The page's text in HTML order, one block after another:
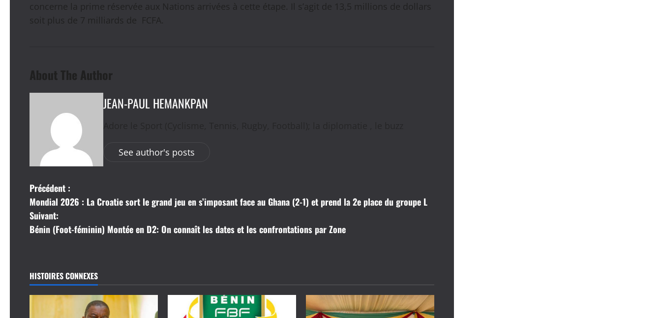
concerne la prime réservée aux Nations arrivées à cette étape. Il s’agit de 13,5 millions de dollars
soit plus de 7 milliards de FCFA.
About The Author
JEAN-PAUL HEMANKPAN
See author's posts
N
a
v
g
a
Précédent :
Mondial 2026 : La Croatie sort le grand jeu en s’imposant face au Ghana (2-1) et prend la 2e place du groupe L
Suivant:
Bénin (Foot-féminin) Montée en D2: On connaît les dates et les confrontations par Zone
HISTOIRES CONNEXES